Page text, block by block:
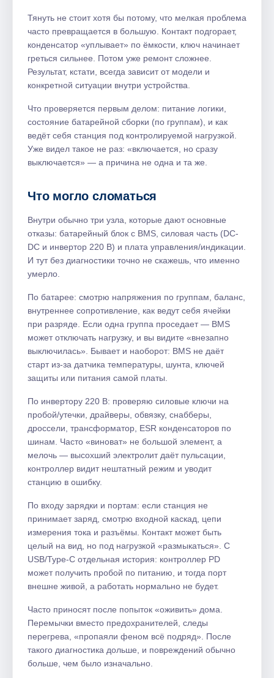
Тянуть не стоит хотя бы потому, что мелкая проблема
часто превращается в большую. Контакт подгорает,
конденсатор «уплывает» по ёмкости, ключ начинает
греться сильнее. Потом уже ремонт сложнее.
Результат, кстати, всегда зависит от модели и
конкретной ситуации внутри устройства.
Что проверяется первым делом: питание логики,
состояние батарейной сборки (по группам), и как
ведёт себя станция под контролируемой нагрузкой.
Уже видел такое не раз: «включается, но сразу
выключается» — а причина не одна и та же.
Что могло сломаться
Внутри обычно три узла, которые дают основные
отказы: батарейный блок с BMS, силовая часть (DC-
DC и инвертор 220 В) и плата управления/индикации.
И тут без диагностики точно не скажешь, что именно
умерло.
По батарее: смотрю напряжения по группам, баланс,
внутреннее сопротивление, как ведут себя ячейки
при разряде. Если одна группа проседает — BMS
может отключать нагрузку, и вы видите «внезапно
выключилась». Бывает и наоборот: BMS не даёт
старт из‑за датчика температуры, шунта, ключей
защиты или питания самой платы.
По инвертору 220 В: проверяю силовые ключи на
пробой/утечки, драйверы, обвязку, снабберы,
дроссели, трансформатор, ESR конденсаторов по
шинам. Часто «виноват» не большой элемент, а
мелочь — высохший электролит даёт пульсации,
контроллер видит нештатный режим и уводит
станцию в ошибку.
По входу зарядки и портам: если станция не
принимает заряд, смотрю входной каскад, цепи
измерения тока и разъёмы. Контакт может быть
целый на вид, но под нагрузкой «размыкаться». С
USB/Type‑C отдельная история: контроллер PD
может получить пробой по питанию, и тогда порт
внешне живой, а работать нормально не будет.
Часто приносят после попыток «оживить» дома.
Перемычки вместо предохранителей, следы
перегрева, «пропаяли феном всё подряд». После
такого диагностика дольше, и повреждений обычно
больше, чем было изначально.